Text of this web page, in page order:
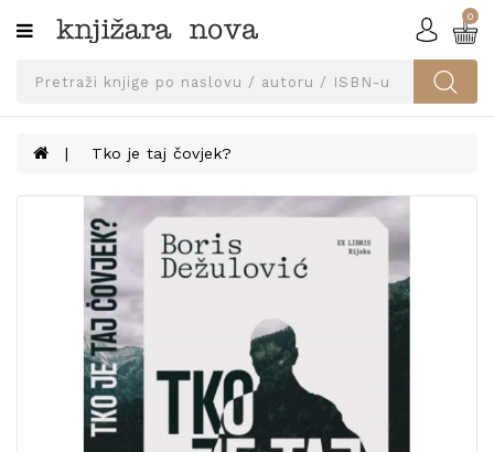
Kategorije
SVEUČILIŠNA
UDŽBENICI
KNJIGE
PRIBOR
UDŽBENIKE!
0
Tko je taj čovjek?